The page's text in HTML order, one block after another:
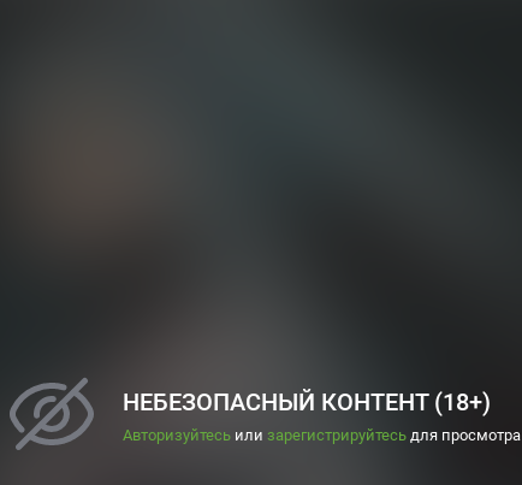
НЕБЕЗОПАСНЫЙ КОНТЕНТ (18+)
Авторизуйтесь или зарегистрируйтесь для просмотра